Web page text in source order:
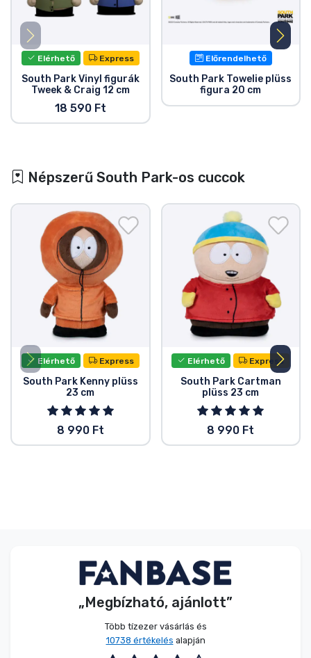
Elérhető Express
South Park Vinyl figurák
Tweek & Craig 12 cm
18 590 Ft
Előrendelhető
South Park Towelie plüss
figura 20 cm
Népszerű South Park-os cuccok
Elérhető Express
South Park Kenny plüss
23 cm
8 990 Ft
Elérhető Express
South Park Cartman
plüss 23 cm
8 990 Ft
„Megbízható, ajánlott”
Több tízezer vásárlás és
10738 értékelés alapján